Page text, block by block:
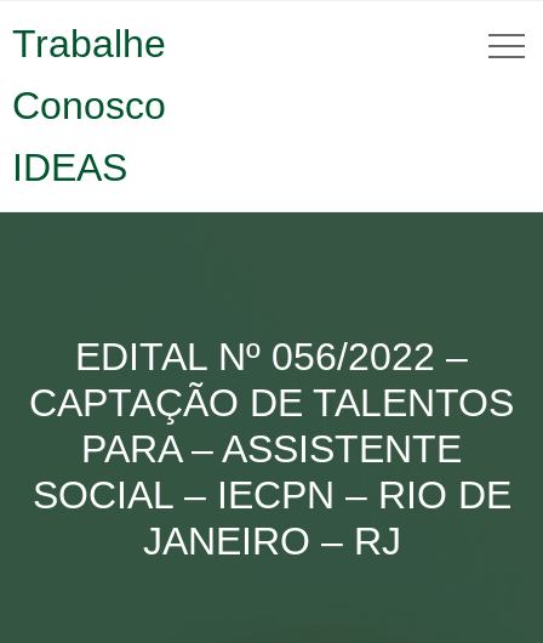
Trabalhe
Conosco
IDEAS
EDITAL Nº 056/2022 –
CAPTAÇÃO DE TALENTOS
PARA – ASSISTENTE
SOCIAL – IECPN – RIO DE
JANEIRO – RJ